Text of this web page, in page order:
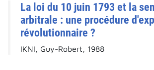
La loi du 10 juin 1793 et la
arbitrale : une procédure
révolutionnaire ?
IKNI, Guy-Robert, 1988